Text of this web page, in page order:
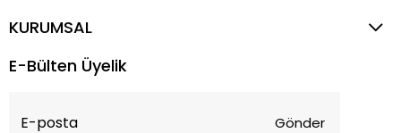
KURUMSAL
E-Bülten Üyelik
Gönder